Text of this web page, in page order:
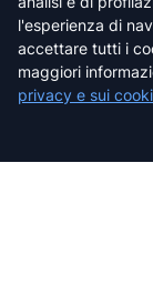
Cerca
l'esperienza di
accettare tutti i
maggiori
privacy e sui